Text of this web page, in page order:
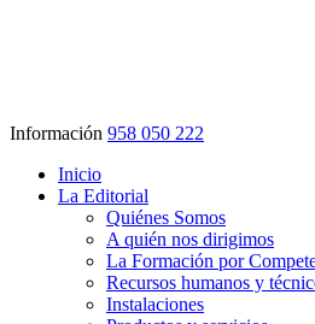
Información 958 050 222
Inicio
La Editorial
Quiénes Somos
A quién nos dirigimos
La Formación por
Recursos humanos y
Instalaciones